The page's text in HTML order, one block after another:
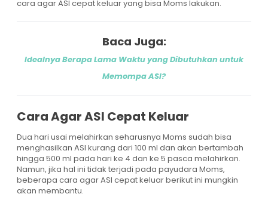
cara agar ASI cepat keluar yang bisa Moms lakukan.
Baca Juga:
Idealnya Berapa Lama Waktu yang Dibutuhkan untuk
Memompa ASI?
Cara Agar ASI Cepat Keluar
Dua hari usai melahirkan seharusnya Moms sudah bisa
menghasilkan ASI kurang dari 100 ml dan akan bertambah
hingga 500 ml pada hari ke 4 dan ke 5 pasca melahirkan.
Namun, jika hal ini tidak terjadi pada payudara Moms,
beberapa cara agar ASI cepat keluar berikut ini mungkin
akan membantu.